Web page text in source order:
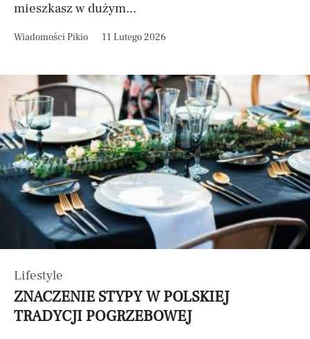
mieszkasz w dużym...
Wiadomości Pikio 11 Lutego 2026
Lifestyle
ZNACZENIE STYPY W POLSKIEJ
TRADYCJI POGRZEBOWEJ